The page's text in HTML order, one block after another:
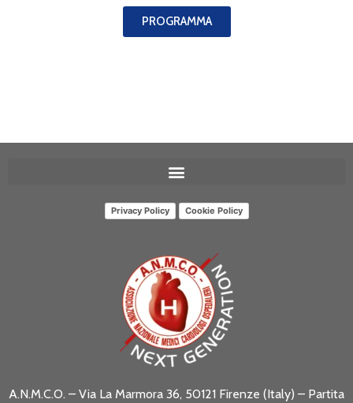
PROGRAMMA
Privacy Policy Cookie Policy
A.N.M.C.O. – Via La Marmora 36, 50121 Firenze (Italy) – Partita